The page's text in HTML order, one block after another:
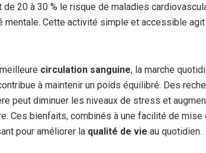
de 20 à 30 % le risque de maladies
mentale. Cette activité simple et accessible
circulation sanguine, la marche
à maintenir un poids équilibré. Des
peut diminuer les niveaux de stress et
Ces bienfaits, combinés à une facilité de mise
pour améliorer la qualité de vie au quotidien.